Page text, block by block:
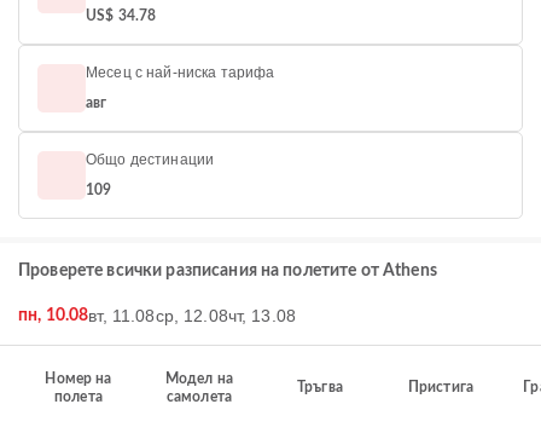
US$ 34.78
Месец с най-ниска тарифа
авг
Общо дестинации
109
Проверете всички разписания на полетите от Athens
пн, 10.08вт, 11.08ср, 12.08чт, 13.08
Номер на
полета
Модел на
самолета
Тръгва Пристига